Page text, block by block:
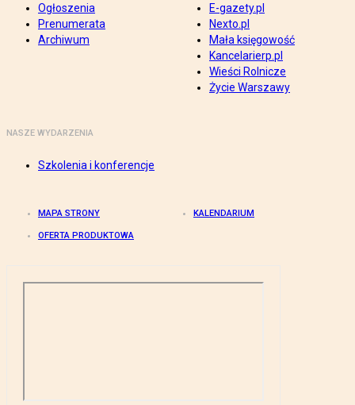
Ogłoszenia
Prenumerata
Archiwum
E-gazety.pl
Nexto.pl
Mała księgowość
Kancelarierp.pl
Wieści Rolnicze
Życie Warszawy
NASZE WYDARZENIA
Szkolenia i konferencje
MAPA STRONY KALENDARIUM
OFERTA PRODUKTOWA